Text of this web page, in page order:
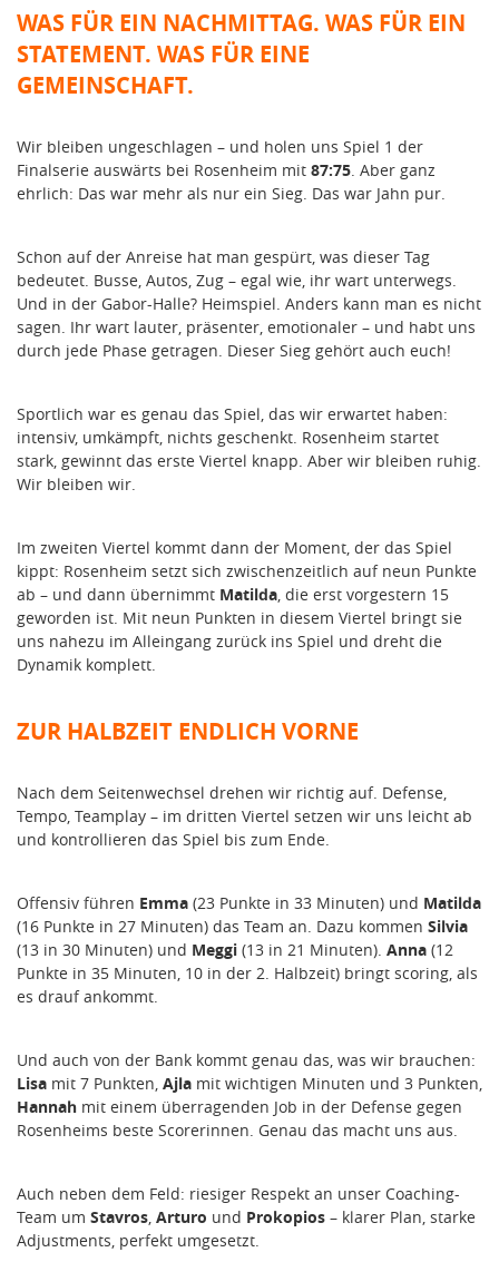
WAS FÜR EIN NACHMITTAG. WAS FÜR EIN
STATEMENT. WAS FÜR EINE
GEMEINSCHAFT.
Wir bleiben ungeschlagen – und holen uns Spiel 1 der
Finalserie auswärts bei Rosenheim mit 87:75. Aber ganz
ehrlich: Das war mehr als nur ein Sieg. Das war Jahn pur.
Schon auf der Anreise hat man gespürt, was dieser Tag
bedeutet. Busse, Autos, Zug – egal wie, ihr wart unterwegs.
Und in der Gabor-Halle? Heimspiel. Anders kann man es nicht
sagen. Ihr wart lauter, präsenter, emotionaler – und habt uns
durch jede Phase getragen. Dieser Sieg gehört auch euch!
Sportlich war es genau das Spiel, das wir erwartet haben:
intensiv, umkämpft, nichts geschenkt. Rosenheim startet
stark, gewinnt das erste Viertel knapp. Aber wir bleiben ruhig.
Wir bleiben wir.
Im zweiten Viertel kommt dann der Moment, der das Spiel
kippt: Rosenheim setzt sich zwischenzeitlich auf neun Punkte
ab – und dann übernimmt Matilda, die erst vorgestern 15
geworden ist. Mit neun Punkten in diesem Viertel bringt sie
uns nahezu im Alleingang zurück ins Spiel und dreht die
Dynamik komplett.
ZUR HALBZEIT ENDLICH VORNE
Nach dem Seitenwechsel drehen wir richtig auf. Defense,
Tempo, Teamplay – im dritten Viertel setzen wir uns leicht ab
und kontrollieren das Spiel bis zum Ende.
Offensiv führen Emma (23 Punkte in 33 Minuten) und Matilda
(16 Punkte in 27 Minuten) das Team an. Dazu kommen Silvia
(13 in 30 Minuten) und Meggi (13 in 21 Minuten). Anna (12
Punkte in 35 Minuten, 10 in der 2. Halbzeit) bringt scoring, als
es drauf ankommt.
Und auch von der Bank kommt genau das, was wir brauchen:
Lisa mit 7 Punkten, Ajla mit wichtigen Minuten und 3 Punkten,
Hannah mit einem überragenden Job in der Defense gegen
Rosenheims beste Scorerinnen. Genau das macht uns aus.
Auch neben dem Feld: riesiger Respekt an unser Coaching-
Team um Stavros, Arturo und Prokopios – klarer Plan, starke
Adjustments, perfekt umgesetzt.